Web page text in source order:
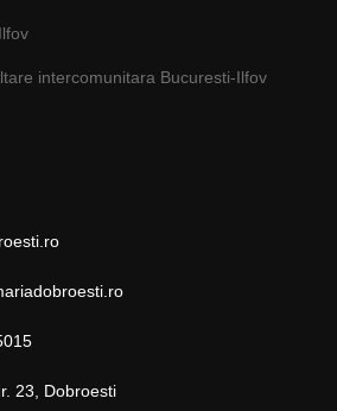
intercomunitara Bucuresti-Ilfov
23, Dobroesti